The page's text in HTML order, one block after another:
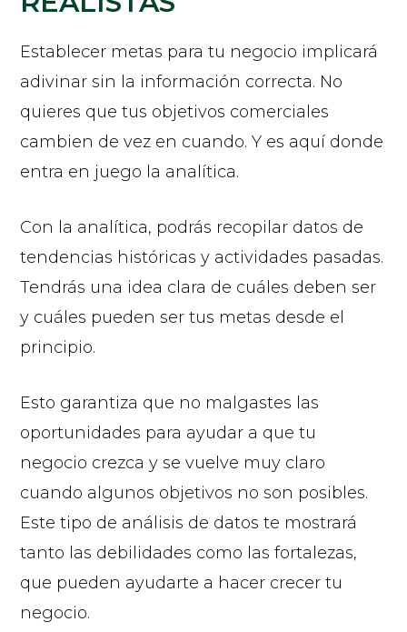
Establecer metas para tu negocio implicará
adivinar sin la información correcta. No
quieres que tus objetivos comerciales
cambien de vez en cuando. Y es aquí donde
entra en juego la analítica.
Con la analítica, podrás recopilar datos de
tendencias históricas y actividades pasadas.
Tendrás una idea clara de cuáles deben ser
y cuáles pueden ser tus metas desde el
principio.
Esto garantiza que no malgastes las
oportunidades para ayudar a que tu
negocio crezca y se vuelve muy claro
cuando algunos objetivos no son posibles.
Este tipo de análisis de datos te mostrará
tanto las debilidades como las fortalezas,
que pueden ayudarte a hacer crecer tu
negocio.